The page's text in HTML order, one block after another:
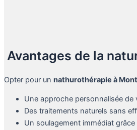
Avantages de la
Opter pour un nathurothérapie à
Une approche personnalisée de
Des traitements naturels sans
Un soulagement immédiat grâce